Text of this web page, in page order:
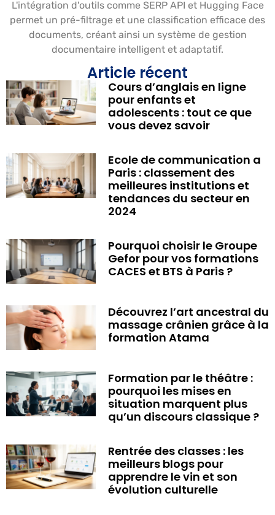
Article récent
Cours d’anglais en ligne
pour enfants et
adolescents : tout ce que
vous devez savoir
Ecole de communication a
Paris : classement des
meilleures institutions et
tendances du secteur en
2024
Pourquoi choisir le Groupe
Gefor pour vos formations
CACES et BTS à Paris ?
Découvrez l’art ancestral du
massage crânien grâce à la
formation Atama
Formation par le théâtre :
pourquoi les mises en
situation marquent plus
qu’un discours classique ?
Rentrée des classes : les
meilleurs blogs pour
apprendre le vin et son
évolution culturelle
L'intégration d'outils comme SERP API et Hugging Face
permet un pré-filtrage et une classification efficace des
documents, créant ainsi un système de gestion
documentaire intelligent et adaptatif.